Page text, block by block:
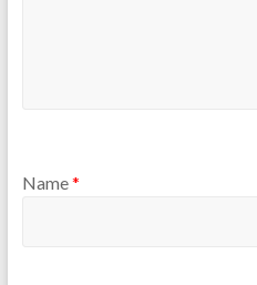
Name*